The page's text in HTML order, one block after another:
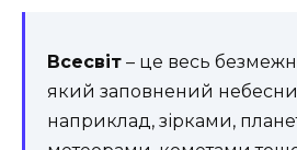
Всесвіт – це весь
який заповнений
наприклад, зірками,